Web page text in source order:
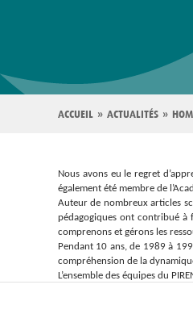
Fil
ACCUEIL ACTUALITÉS
Nous avons eu le regret
également été membre de
Auteur de nombreux articles
pédagogiques ont contribué à
comprenons et gérons les
Pendant 10 ans, de 1989 à
compréhension de la
L’ensemble des équipes du